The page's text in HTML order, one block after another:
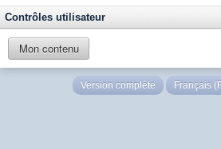
Contrôles utilisateur
Mon contenu
Version complète Français